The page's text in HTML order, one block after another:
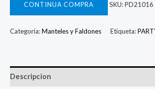
CONTINUA COMPRA SKU:PD21016
Categoría:Manteles y Faldones Etiqueta:
Descripcion